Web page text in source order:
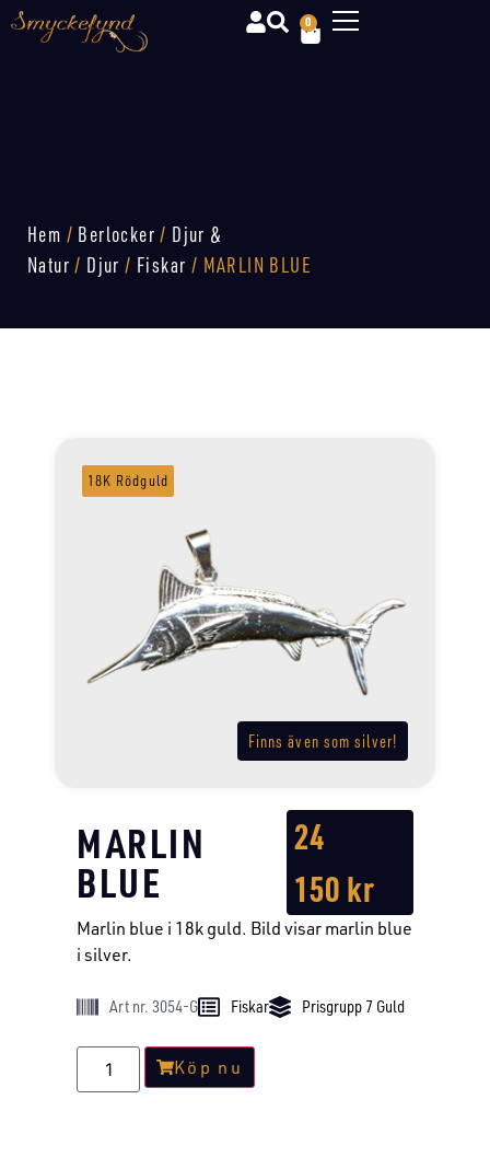
0
Hem / Berlocker / Djur &
Natur / Djur / Fiskar / MARLIN BLUE
Finns även som silver!
18K Rödguld
MARLIN
BLUE
24
150kr
Marlin blue i 18k guld. Bild visar marlin blue
i silver.
Art nr. 3054-G Fiskar Prisgrupp 7 Guld
Köp nu